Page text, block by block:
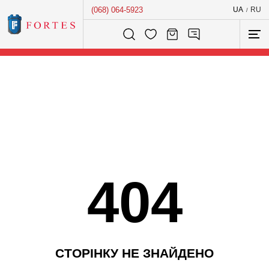
(068) 064-5923 UA / RU
Розумний пошук...
404
СТОРІНКУ НЕ ЗНАЙДЕНО